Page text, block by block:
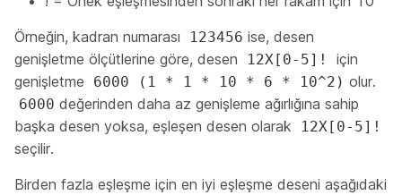
Örneğin, kadran numarası
123456 ise, desen
genişletme ölçütlerine göre, desen
12X[0-5]!
için
genişletme
6000 (1 * 1 * 10 * 6 * 10^2) olur.
6000 değerinden daha az genişleme ağırlığına sahip
başka desen yoksa, eşleşen desen olarak
12X[0-5]!
seçilir.
Birden fazla eşleşme için en iyi eşleşme deseni aşağıdaki